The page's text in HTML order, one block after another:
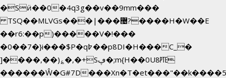
�Sӥ��0�4q3g��v��9mm���
TSQ��MLVGs���|���޴?����H�W��E
��r6:��p)�����V�!���
�0��7�}i���$P�q߈��p8DI�H���C_�
]����,��)؏�,�+Sڥ�;m{H��0U8㉐
������Ŵ�G#7D